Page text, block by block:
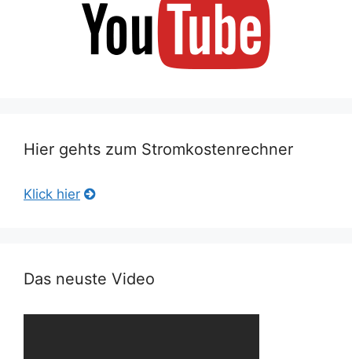
Hier gehts zum Stromkostenrechner
Klick hier
Das neuste Video